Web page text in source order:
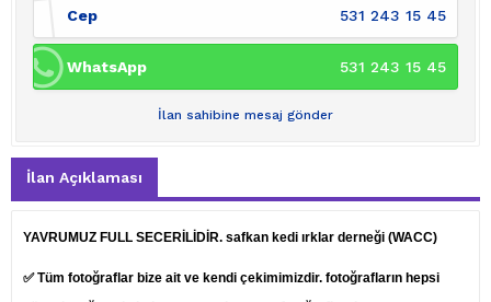
Cep 531 243 15 45
WhatsApp 531 243 15 45
İlan sahibine mesaj gönder
İlan Açıklaması
YAVRUMUZ FULL SECERİLİDİR. safkan kedi ırklar derneği (WACC)
✅ Tüm fotoğraflar bize ait ve kendi çekimimizdir. fotoğrafların hepsi